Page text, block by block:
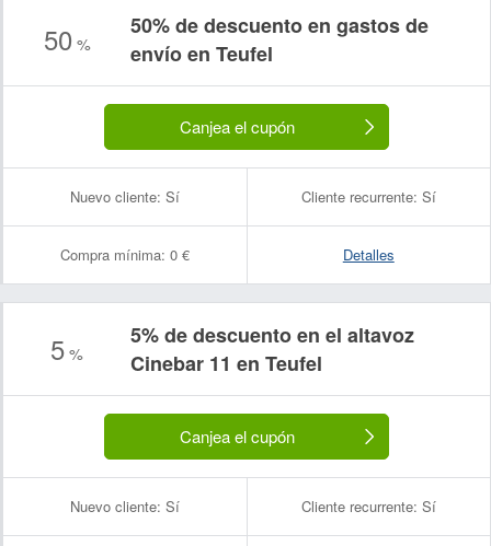
50 %
50% de descuento en gastos de
envío en Teufel
Canjea el cupón
Nuevo cliente: Sí Cliente recurrente: Sí
Compra mínima: 0 € Detalles
5%
5% de descuento en el altavoz
Cinebar 11 en Teufel
Canjea el cupón
Nuevo cliente: Sí Cliente recurrente: Sí